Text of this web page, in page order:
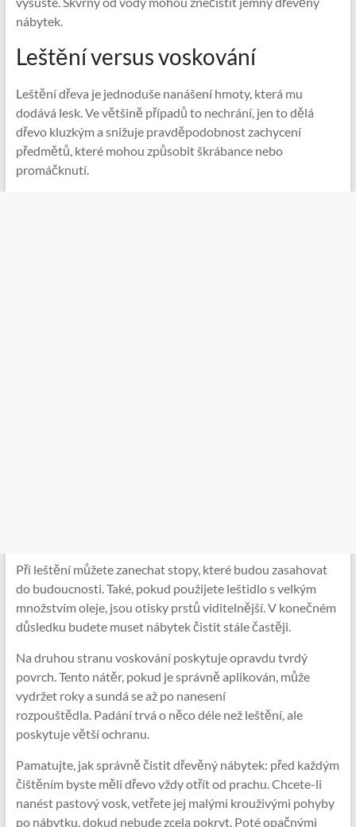
nábytek.
Leštění versus voskování
Leštění dřeva je jednoduše nanášení hmoty, která mu
dodává lesk. Ve většině případů to nechrání, jen to dělá
dřevo kluzkým a snižuje pravděpodobnost zachycení
předmětů, které mohou způsobit škrábance nebo
promáčknutí.
Při leštění můžete zanechat stopy, které budou zasahovat
do budoucnosti. Také, pokud použijete leštidlo s velkým
množstvím oleje, jsou otisky prstů viditelnější. V konečném
důsledku budete muset nábytek čistit stále častěji.
Na druhou stranu voskování poskytuje opravdu tvrdý
povrch. Tento nátěr, pokud je správně aplikován, může
vydržet roky a sundá se až po nanesení
rozpouštědla. Padání trvá o něco déle než leštění, ale
poskytuje větší ochranu.
Pamatujte, jak správně čistit dřevěný nábytek: před každým
čištěním byste měli dřevo vždy otřít od prachu. Chcete-li
nanést pastový vosk, vetřete jej malými krouživými pohyby
po nábytku, dokud nebude zcela pokryt. Poté opačnými